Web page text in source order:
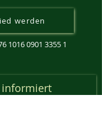
werden
1016 0901 3355 1
informiert